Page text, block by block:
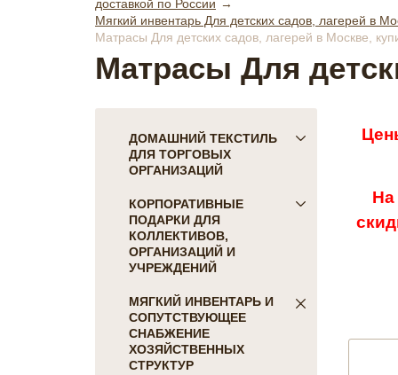
доставкой по России
Мягкий инвентарь Для детских садов, лагерей в
Матрасы Для детских садов, лагерей в Москве,
Матрасы Для
ДОМАШНИЙ ТЕКСТИЛЬ
ДЛЯ ТОРГОВЫХ
ОРГАНИЗАЦИЙ
ПОСТЕЛЬНОЕ БЕЛЬЕ
Детское
КПБ Голд Текс
коллекция Сатин-жаккард
коллекция Сатин "COLORS
OF LIFE"
коллекция Батист
"CAMBRAI"
КОРПОРАТИВНЫЕ
ПОДАРКИ ДЛЯ
КОЛЛЕКТИВОВ,
ОРГАНИЗАЦИЙ И
УЧРЕЖДЕНИЙ
ПОДАРКИ ДЛЯ КОГО:
Женщинам
Коллегам
Мужчинам
МЯГКИЙ ИНВЕНТАРЬ И
СОПУТСТВУЮЩЕЕ
СНАБЖЕНИЕ
ХОЗЯЙСТВЕННЫХ
СТРУКТУР
На